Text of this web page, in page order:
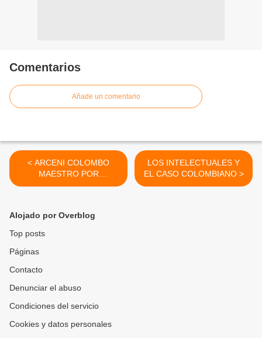
Comentarios
Añade un comentario
< ARCENI COLOMBO
MAESTRO POR
EXCELENCIA
LOS INTELECTUALES Y
EL CASO COLOMBIANO >
Alojado por Overblog
Top posts
Páginas
Contacto
Denunciar el abuso
Condiciones del servicio
Cookies y datos personales